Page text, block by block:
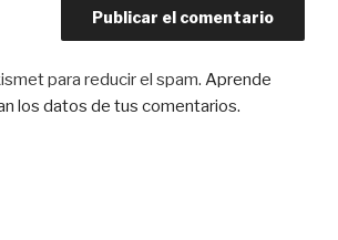
para reducir el spam. Aprende
los datos de tus comentarios.